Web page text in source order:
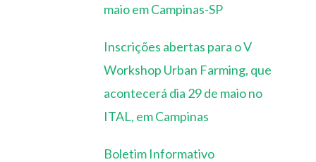
maio em Campinas-SP
Inscrições abertas para o V
Workshop Urban Farming, que
acontecerá dia 29 de maio no
ITAL, em Campinas
Boletim Informativo